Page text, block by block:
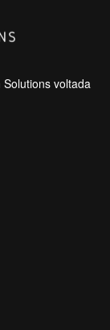
voltada